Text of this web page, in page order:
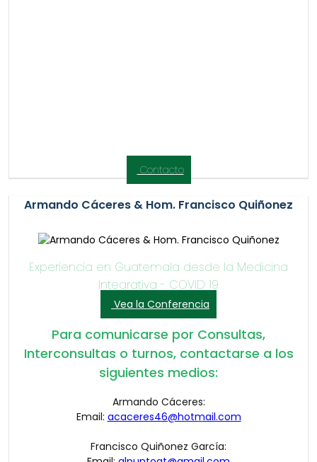
Contacto
Armando Cáceres & Hom. Francisco Quiñonez
Experiencia en Guatemala desde la Medicina
Integrativa - COVID 19
Vea la Conferencia
Para comunicarse por Consultas,
Interconsultas o turnos, contactarse a los
siguientes medios:
Armando Cáceres:
Email: acaceres46@hotmail.com
Francisco Quiñonez García: